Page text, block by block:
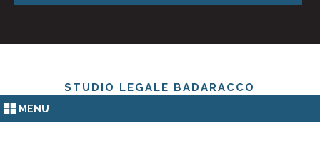
STUDIO LEGALE BADARACCO
MENU